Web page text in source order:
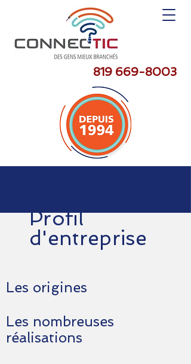
819 669-8003
Profil
d'entreprise
Les origines
Les nombreuses
réalisations